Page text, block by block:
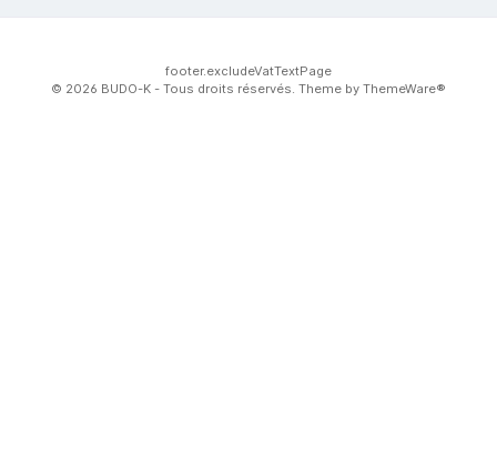
footer.excludeVatTextPage
© 2026 BUDO-K - Tous droits réservés. Theme by ThemeWare®